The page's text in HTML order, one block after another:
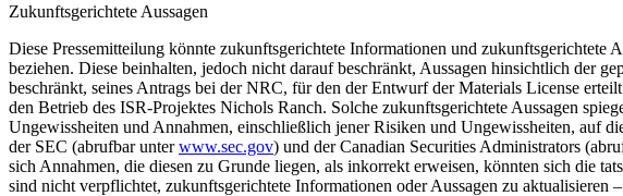
Zukunftsgerichtete Aussagen
Diese Pressemitteilung könnte zukunftsgerichtete Informationen und zukunftsgerichtete
beziehen. Diese beinhalten, jedoch nicht darauf beschränkt, Aussagen hinsichtlich der
beschränkt, seines Antrags bei der NRC, für den der Entwurf der Materials License
den Betrieb des ISR-Projektes Nichols Ranch. Solche zukunftsgerichtete Aussagen
Ungewissheiten und Annahmen, einschließlich jener Risiken und Ungewissheiten, auf
der SEC (abrufbar unterwww.sec.gov) und der Canadian Securities Administrators
sich Annahmen, die diesen zu Grunde liegen, als inkorrekt erweisen, könnten sich die
sind nicht verpflichtet, zukunftsgerichtete Informationen oder Aussagen zu aktualisieren